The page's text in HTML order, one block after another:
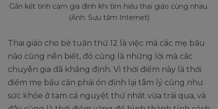
Gắn kết tình cảm gia đình khi tìm hiểu thai giáo cùng nhau.
(Ảnh: Sưu tầm Internet)
Thai giáo cho bé tuần thứ 12 là việc mà các mẹ bầu
nào cũng nên biết, đó cũng là những lời mà các
chuyên gia đã khẳng định. Vì thời điểm này là thời
điểm mẹ bầu cần phải ổn định lại tâm lý cũng như
sức khỏe ở tam cá nguyệt thứ nhất vừa trải qua, và